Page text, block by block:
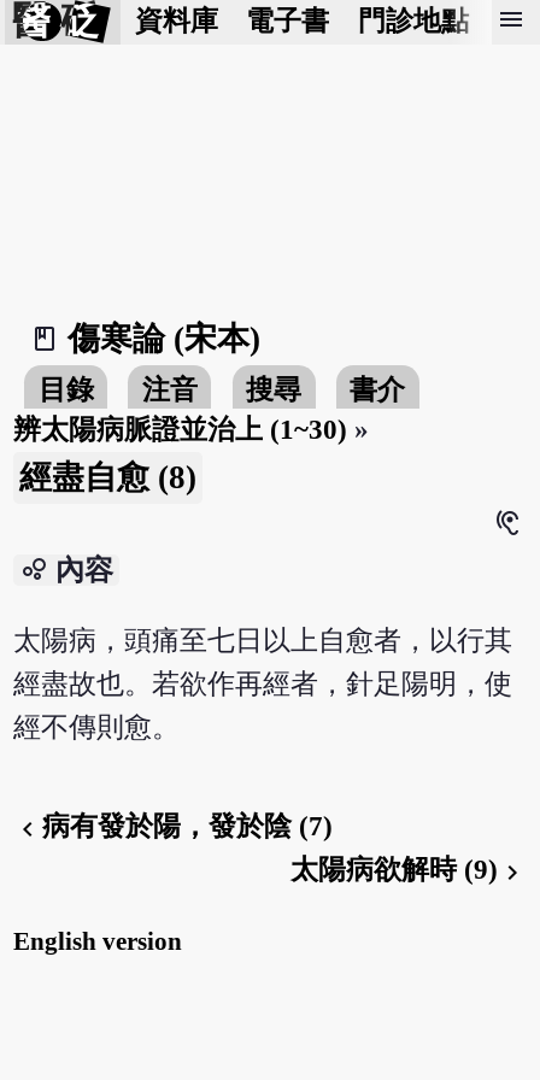
醫 砭 資料庫 電子書 門診地點 預
menu
book_2
傷寒論 (宋本)
目錄 注音 搜尋
書介
辨太陽病脈證並治上 (1~30) »
經盡自愈 (8)
hearing
bubble_chart 內容
太陽病，頭痛至七日以上自愈者，以行其
經盡故也。若欲作再經者，針足陽明，使
經不傳則愈。
chevron_left病有發於陽，發於陰 (7)
太陽病欲解時 (9) chevron_right
English version